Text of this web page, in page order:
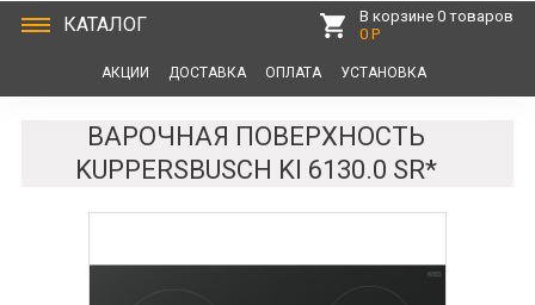
КАТАЛОГ
В корзине 0 товаров
0 Р
АКЦИИ ДОСТАВКА ОПЛАТА УСТАНОВКА
ВАРОЧНАЯ ПОВЕРХНОСТЬ
KUPPERSBUSCH KI 6130.0 SR*